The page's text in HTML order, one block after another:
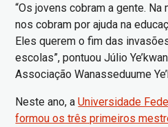
“Os jovens cobram a gente. Na
nos cobram por ajuda na
Eles querem o fim das
escolas”, pontuou Júlio
Associação Wanasseduume
Neste ano, aUniversidade
formou os três primeiros